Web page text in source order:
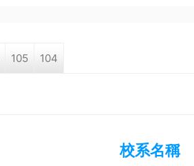
105 104
校系名稱